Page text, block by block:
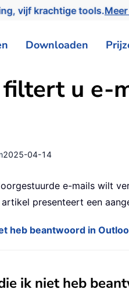
vijf krachtige tools.
Downloaden
filtert u e-
2025-04-14
e-mails wilt
presenteert een
heb beantwoord in
ik niet heb